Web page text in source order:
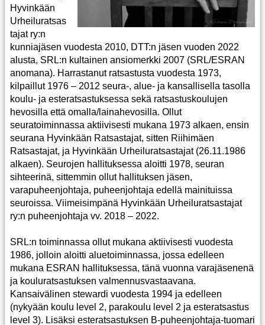
Hyvinkään
Urheiluratsas
tajat ry:n
kunniajäsen vuodesta 2010, DTT:n jäsen vuoden 2022
alusta, SRL:n kultainen ansiomerkki 2007 (SRL/ESRAN
anomana). Harrastanut ratsastusta vuodesta 1973,
kilpaillut 1976 – 2012 seura-, alue- ja kansallisella tasolla
koulu- ja esteratsastuksessa sekä ratsastuskoulujen
hevosilla että omalla/lainahevosilla. Ollut
seuratoiminnassa aktiivisesti mukana 1973 alkaen, ensin
seurana Hyvinkään Ratsastajat, sitten Riihimäen
Ratsastajat, ja Hyvinkään Urheiluratsastajat (26.11.1986
alkaen). Seurojen hallituksessa aloitti 1978, seuran
sihteerinä, sittemmin ollut hallituksen jäsen,
varapuheenjohtaja, puheenjohtaja edellä mainituissa
seuroissa. Viimeisimpänä Hyvinkään Urheiluratsastajat
ry:n puheenjohtaja vv. 2018 – 2022.
SRL:n toiminnassa ollut mukana aktiivisesti vuodesta
1986, jolloin aloitti aluetoiminnassa, jossa edelleen
mukana ESRAN hallituksessa, tänä vuonna varajäsenenä
ja kouluratsastuksen valmennusvastaavana.
Kansaivälinen stewardi vuodesta 1994 ja edelleen
(nykyään koulu level 2, parakoulu level 2 ja esteratsastus
level 3). Lisäksi esteratsastuksen B-puheenjohtaja-tuomari